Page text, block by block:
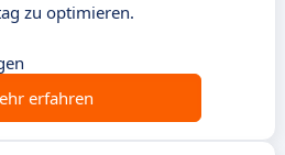
zu optimieren.
erfahren